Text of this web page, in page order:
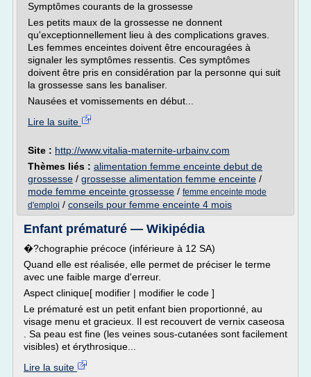
Symptômes courants de la grossesse
Les petits maux de la grossesse ne donnent
qu'exceptionnellement lieu à des complications graves.
Les femmes enceintes doivent être encouragées à
signaler les symptômes ressentis. Ces symptômes
doivent être pris en considération par la personne qui suit
la grossesse sans les banaliser.
Nausées et vomissements en début...
Lire la suite
Site : http://www.vitalia-maternite-urbainv.com
Thèmes liés : alimentation femme enceinte debut de
grossesse / grossesse alimentation femme enceinte /
mode femme enceinte grossesse / femme enceinte mode
d'emploi / conseils pour femme enceinte 4 mois
Enfant prématuré — Wikipédia
�?chographie précoce (inférieure à 12 SA)
Quand elle est réalisée, elle permet de préciser le terme
avec une faible marge d'erreur.
Aspect clinique[ modifier | modifier le code ]
Le prématuré est un petit enfant bien proportionné, au
visage menu et gracieux. Il est recouvert de vernix caseosa
. Sa peau est fine (les veines sous-cutanées sont facilement
visibles) et érythrosique...
Lire la suite